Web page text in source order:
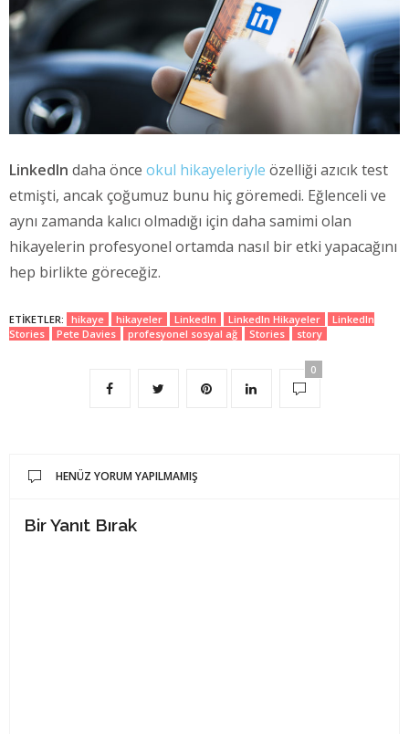
LinkedIn daha önce okul hikayeleriyle özelliği azıcık test
etmişti, ancak çoğumuz bunu hiç göremedi. Eğlenceli ve
aynı zamanda kalıcı olmadığı için daha samimi olan
hikayelerin profesyonel ortamda nasıl bir etki yapacağını
hep birlikte göreceğiz.
ETIKETLER: hikaye hikayeler LinkedIn LinkedIn Hikayeler
LinkedIn
Stories
Pete Davies profesyonel sosyal ağ Stories story
0
HENÜZ YORUM YAPILMAMIŞ
Bir Yanıt Bırak